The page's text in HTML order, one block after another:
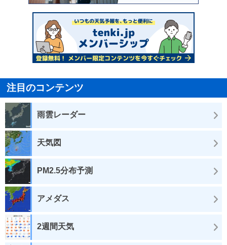
注目のコンテンツ
雨雲レーダー
天気図
PM2.5分布予測
アメダス
2週間天気